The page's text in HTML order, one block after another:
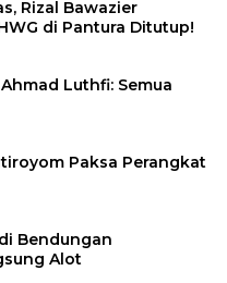
Rizal Bawazier
di Pantura Ditutup!
Luthfi: Semua
Paksa Perangkat
Bendungan
Alot